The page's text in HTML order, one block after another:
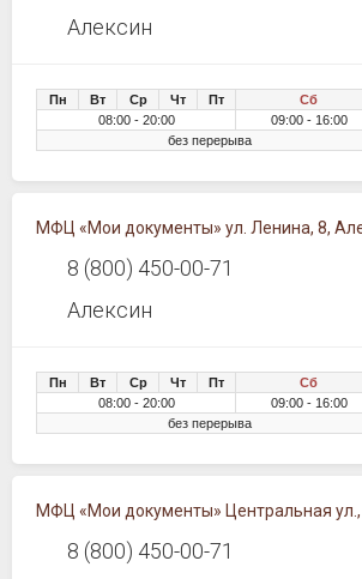
Алексин
Пн Вт Ср Чт Пт Сб
08:00 - 20:00
09:00 - 16:00
без перерыва
МФЦ «Мои документы» ул. Ленина, 8,
8 (800) 450-00-71
Алексин
Пн Вт Ср Чт Пт Сб
08:00 - 20:00
09:00 - 16:00
без перерыва
МФЦ «Мои документы» Центральная ул.,
8 (800) 450-00-71